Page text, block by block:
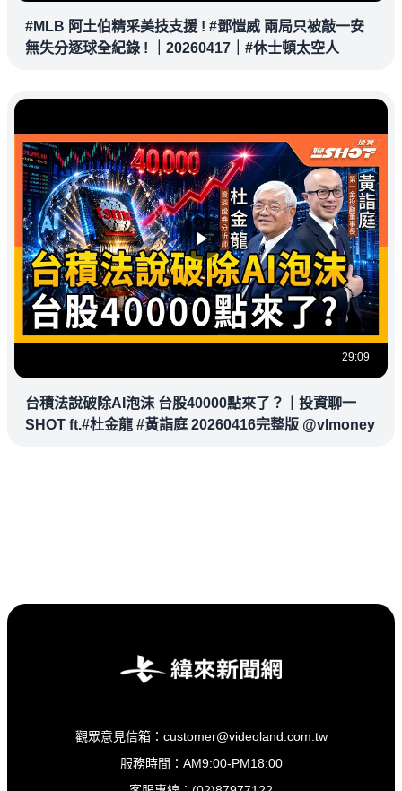
#MLB 阿土伯精采美技支援 ! #鄧愷威 兩局只被敲一安
無失分逐球全紀錄 ! ｜20260417｜#休士頓太空人
29:09
台積法說破除AI泡沫 台股40000點來了？｜投資聊一
SHOT ft.#杜金龍 #黃詣庭 20260416完整版 @vlmoney
觀眾意見信箱：customer@videoland.com.tw
服務時間：AM9:00-PM18:00